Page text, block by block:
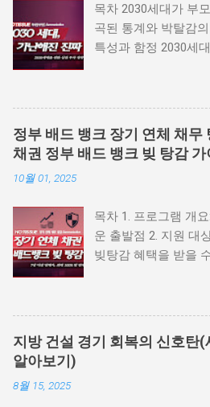
목차 2030세대가 부
곡된 통계와 박탈감
특성과 함정 2030세
부모세대보다 가난
기자는 충격적인 사
대는 역사상 처음으
대 가 되었다는 것입
국은행 자료에 따르
들 중앙은행의 양적
경제 위기 때마다 각
지만, 이 돈은 주로 은
다. 결과적으로 부유
심화되었습니다. 미
채권을 발행한다면
정부 배드 뱅크 장기 연체 채무
채권 정부 배드 뱅크 빚 탕감 가
10월 01, 2025
목차 1. 프로그램 개
운 출발점 2. 지원 대
빚탕감 혜택을 받을
4. 프로그램 운영 방
부 사항 5. 결론: '배
한계, 그리고 대안 모
연체자를 위한 새로
지방 건설 경기 회복의 신호탄(
알아보기)
8월 15, 2025